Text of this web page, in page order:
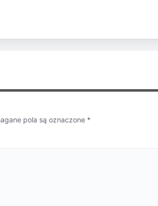
pola są oznaczone *